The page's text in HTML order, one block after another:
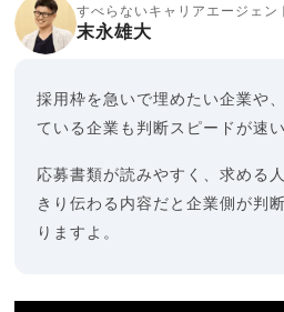
すべらないキャリアエージェン
末永雄大
採用枠を急いで埋めたい企業や
ている企業も判断スピードが速
応募書類が読みやすく、求める
きり伝わる内容だと企業側が判
りますよ。